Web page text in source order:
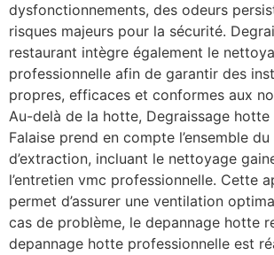
dysfonctionnements, des odeurs
risques majeurs pour la sécurité.
restaurant intègre également le
professionnelle afin de garantir des
propres, efficaces et conformes aux
Au-delà de la hotte, Degraissage hotte
Falaise prend en compte l’ensemble du
d’extraction, incluant le nettoyage
l’entretien vmc professionnelle. Cette
permet d’assurer une ventilation
cas de problème, le depannage hotte
depannage hotte professionnelle est